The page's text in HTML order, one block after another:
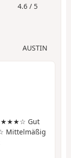
4.6 / 5
AUSTIN
Gut